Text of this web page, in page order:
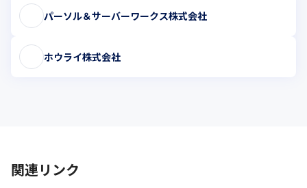
パーソル＆サーバーワークス株式会社
ホウライ株式会社
関連リンク